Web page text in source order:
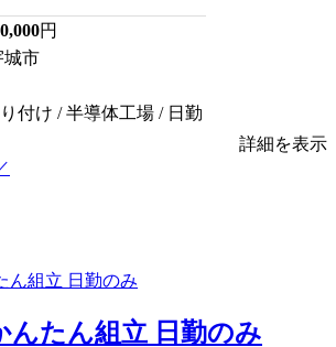
円
城市
付け / 半導体工場 / 日勤
詳細を表示
んたん組立 日勤のみ